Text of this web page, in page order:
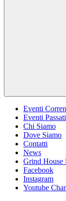
Eventi
Eventi Passati
Chi Siamo
Dove Siamo
Contatti
News
Grind House
Facebook
Instagram
Youtube